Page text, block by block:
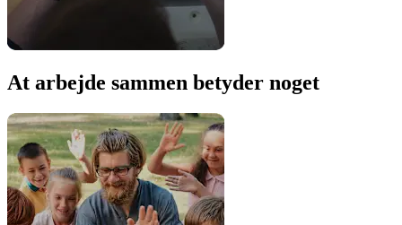
At arbejde sammen betyder noget